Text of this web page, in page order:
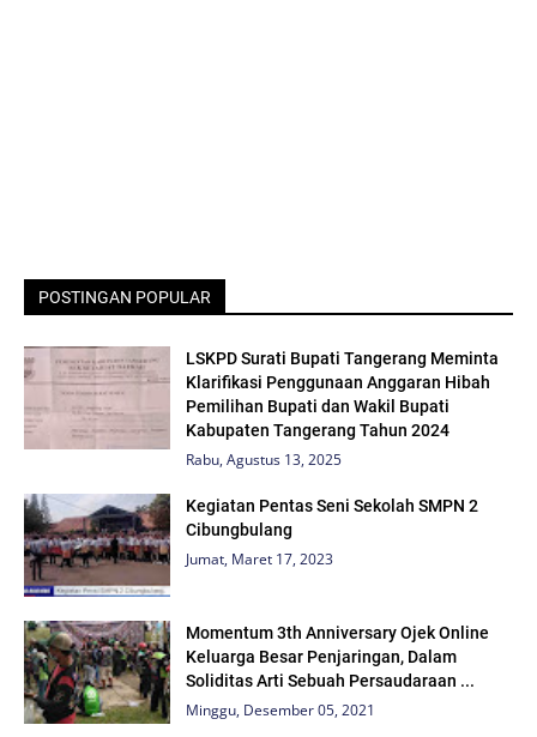
POSTINGAN POPULAR
LSKPD Surati Bupati Tangerang Meminta
Klarifikasi Penggunaan Anggaran Hibah
Pemilihan Bupati dan Wakil Bupati
Kabupaten Tangerang Tahun 2024
Rabu, Agustus 13, 2025
Kegiatan Pentas Seni Sekolah SMPN 2
Cibungbulang
Jumat, Maret 17, 2023
Momentum 3th Anniversary Ojek Online
Keluarga Besar Penjaringan, Dalam
Soliditas Arti Sebuah Persaudaraan ...
Minggu, Desember 05, 2021